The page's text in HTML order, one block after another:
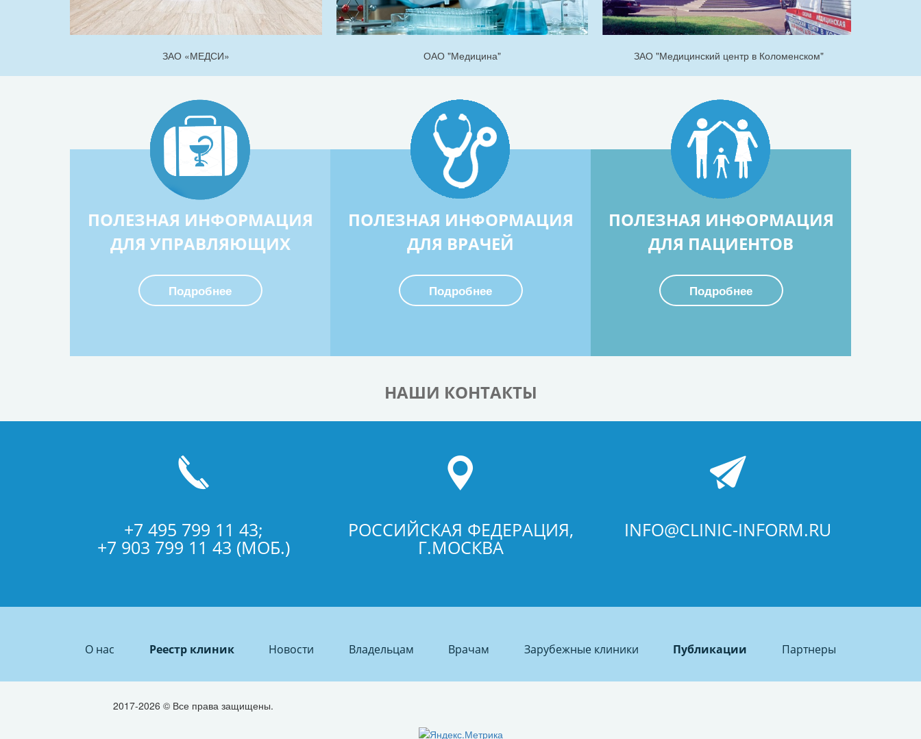
ЗАО «МЕДСИ» ОАО "Медицина" ЗАО "Медицинский центр в Коломенском"
ПОЛЕЗНАЯ ИНФОРМАЦИЯ
ДЛЯ УПРАВЛЯЮЩИХ
Подробнее
ПОЛЕЗНАЯ ИНФОРМАЦИЯ
ДЛЯ ВРАЧЕЙ
Подробнее
ПОЛЕЗНАЯ ИНФОРМАЦИЯ
ДЛЯ ПАЦИЕНТОВ
Подробнее
НАШИ КОНТАКТЫ
+7 495 799 11 43;
+7 903 799 11 43 (МОБ.)
РОССИЙСКАЯ ФЕДЕРАЦИЯ,
Г.МОСКВА
INFO@CLINIC-INFORM.RU
О нас Реестр клиник Новости Владельцам Врачам Зарубежные клиники Публикации Партнеры
2017-2026 © Все права защищены.